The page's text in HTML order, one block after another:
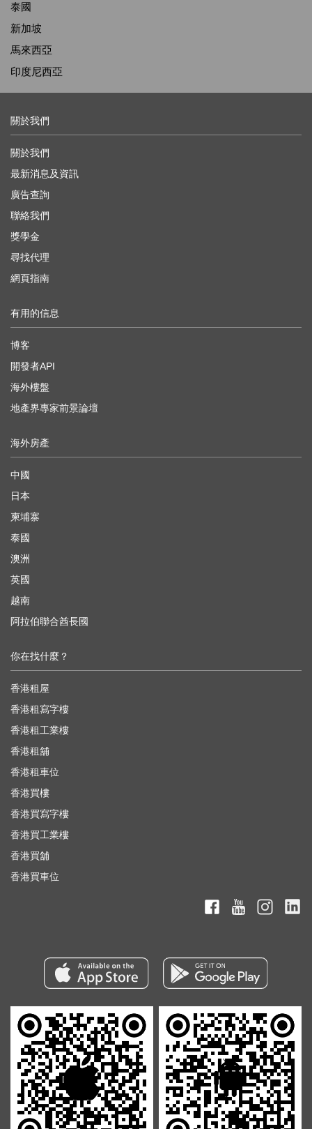
泰國
新加坡
馬來西亞
印度尼西亞
關於我們
關於我們
最新消息及資訊
廣告查詢
聯絡我們
獎學金
尋找代理
網頁指南
有用的信息
博客
開發者API
海外樓盤
地產界專家前景論壇
海外房產
中國
日本
柬埔寨
泰國
澳洲
英國
越南
阿拉伯聯合酋長國
你在找什麼？
香港租屋
香港租寫字樓
香港租工業樓
香港租舖
香港租車位
香港買樓
香港買寫字樓
香港買工業樓
香港買舖
香港買車位